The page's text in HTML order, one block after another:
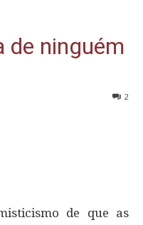
de ninguém
2
de que as